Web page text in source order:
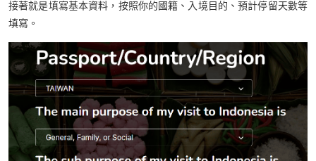
接著就是填寫基本資料，按照你的國籍、入境目的、預計停留天數等
填寫。